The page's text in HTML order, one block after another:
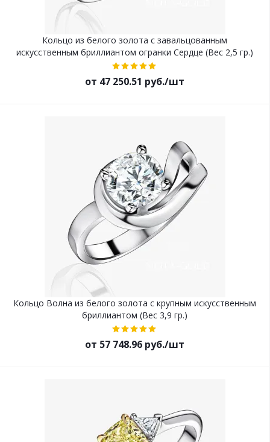
Кольцо из белого золота с завальцованным
искусственным бриллиантом огранки Сердце (Вес 2,5 гр.)
от 47 250.51 руб./шт
Кольцо Волна из белого золота с крупным искусственным
бриллиантом (Вес 3,9 гр.)
от 57 748.96 руб./шт